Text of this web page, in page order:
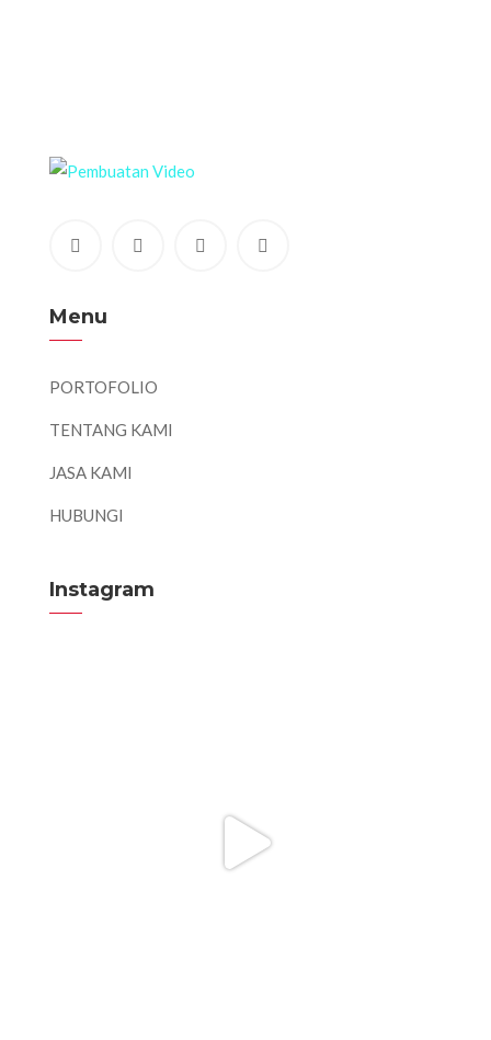
Menu
PORTOFOLIO
TENTANG KAMI
JASA KAMI
HUBUNGI
Instagram